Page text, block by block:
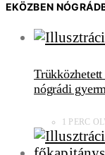
EKÖZBEN
nógrádi
1 PERC